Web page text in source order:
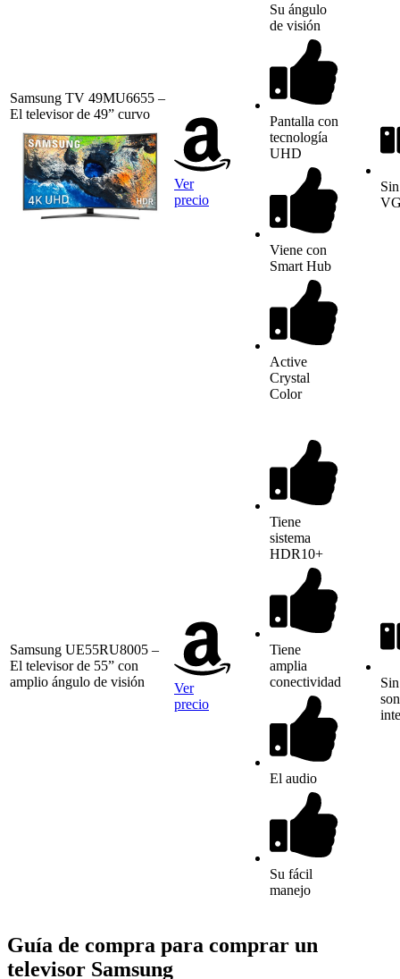
Samsung TV 49MU6655 –
El televisor de 49” curvo
Ver
precio
Su ángulo
de visión
Pantalla con
tecnología
UHD
Viene con
Smart Hub
Active
Crystal
Color
Samsung UE55RU8005 –
El televisor de 55” con
amplio ángulo de visión
Ver
precio
Tiene
sistema
HDR10+
Tiene
amplia
conectividad
El audio
Su fácil
manejo
Sin
Guía de compra para comprar un
televisor Samsung